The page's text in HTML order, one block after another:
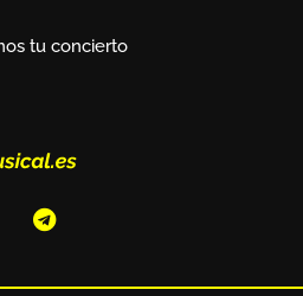
tu concierto